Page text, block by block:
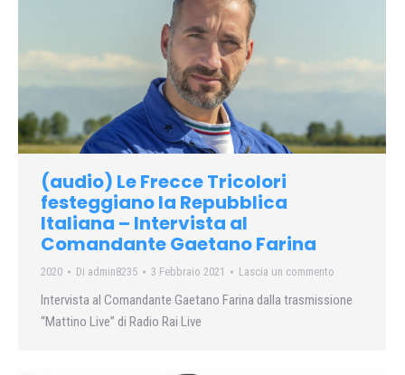
(audio) Le Frecce Tricolori
festeggiano la Repubblica
Italiana – Intervista al
Comandante Gaetano Farina
2020 Di admin8235 3 Febbraio 2021 Lascia un commento
Intervista al Comandante Gaetano Farina dalla trasmissione
“Mattino Live” di Radio Rai Live